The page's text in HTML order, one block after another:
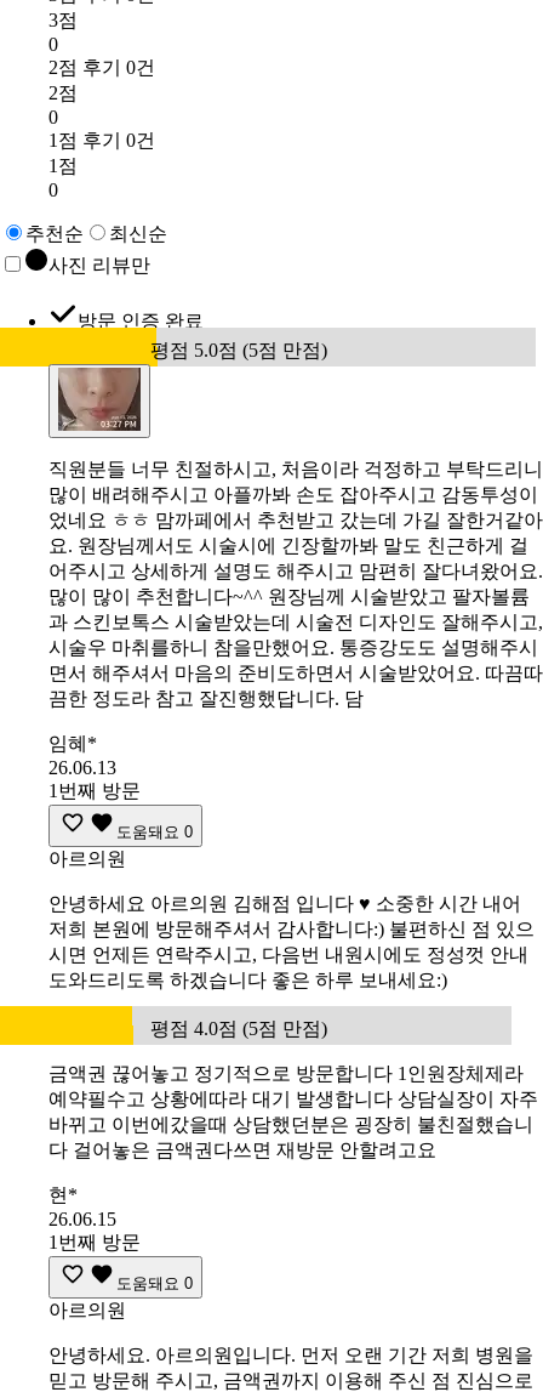
3점
0
2점 후기 0건
2점
0
1점 후기 0건
1점
0
추천순
최신순
사진 리뷰만
방문 인증 완료
평점 5.0점 (5점 만점)
직원분들 너무 친절하시고, 처음이라 걱정하고 부탁드리니
많이 배려해주시고 아플까봐 손도 잡아주시고 감동투성이
었네요 ㅎㅎ 맘까페에서 추천받고 갔는데 가길 잘한거같아
요. 원장님께서도 시술시에 긴장할까봐 말도 친근하게 걸
어주시고 상세하게 설명도 해주시고 맘편히 잘다녀왔어요.
많이 많이 추천합니다~^^ 원장님께 시술받았고 팔자볼륨
과 스킨보톡스 시술받았는데 시술전 디자인도 잘해주시고,
시술우 마취를하니 참을만했어요. 통증강도도 설명해주시
면서 해주셔서 마음의 준비도하면서 시술받았어요. 따끔따
끔한 정도라 참고 잘진행했답니다. 담
임혜*
26.06.13
1번째 방문
도움돼요 0
아르의원
안녕하세요 아르의원 김해점 입니다 ♥️ 소중한 시간 내어
저희 본원에 방문해주셔서 감사합니다:) 불편하신 점 있으
시면 언제든 연락주시고, 다음번 내원시에도 정성껏 안내
도와드리도록 하겠습니다 좋은 하루 보내세요:)
평점 4.0점 (5점 만점)
금액권 끊어놓고 정기적으로 방문합니다 1인원장체제라
예약필수고 상황에따라 대기 발생합니다 상담실장이 자주
바뀌고 이번에갔을때 상담했던분은 굉장히 불친절했습니
다 걸어놓은 금액권다쓰면 재방문 안할려고요
현*
26.06.15
1번째 방문
도움돼요 0
아르의원
안녕하세요. 아르의원입니다. 먼저 오랜 기간 저희 병원을
믿고 방문해 주시고, 금액권까지 이용해 주신 점 진심으로